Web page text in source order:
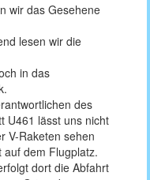
wir das Gesehene
lesen wir die
in das
des
U461 lässt uns nicht
V-Raketen sehen
dem Flugplatz.
dort die Abfahrt